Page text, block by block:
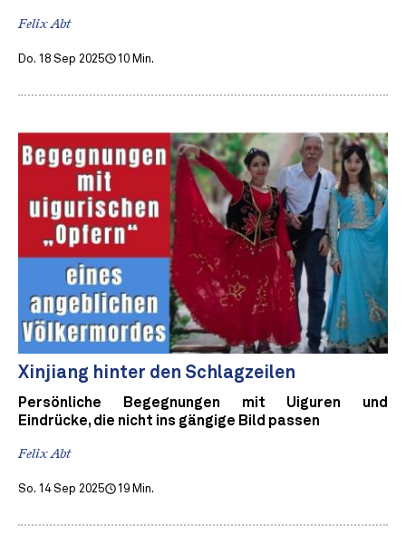
Felix Abt
Do. 18 Sep 2025 10 Min.
Xinjiang hinter den Schlagzeilen
Persönliche Begegnungen mit Uiguren und
Eindrücke, die nicht ins gängige Bild passen
Felix Abt
So. 14 Sep 2025 19 Min.